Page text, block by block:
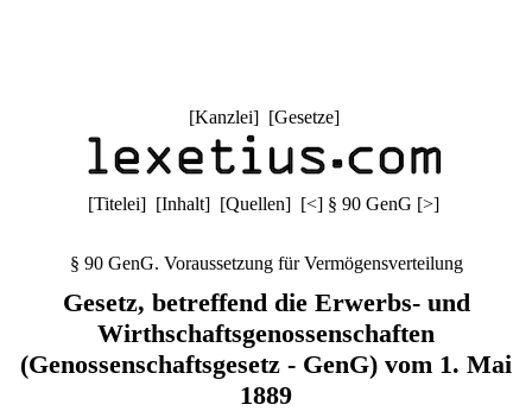
[Kanzlei] [Gesetze]
[Titelei] [Inhalt] [Quellen] [<] § 90 GenG [>]
§ 90 GenG. Voraussetzung für Vermögensverteilung
Gesetz, betreffend die Erwerbs- und
Wirthschaftsgenossenschaften
(Genossenschaftsgesetz - GenG) vom 1. Mai
1889